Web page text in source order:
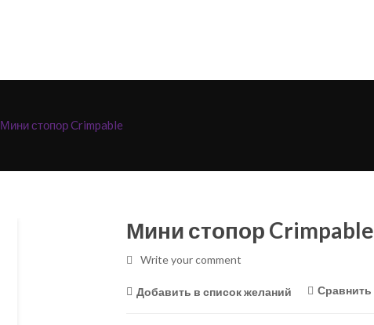
Мини стопор Crimpable
Мини стопор Crimpable
Write your comment
Добавить в список желаний Сравнить